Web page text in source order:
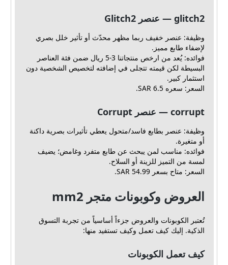
glitch2 — عنصر Glitch2
وظيفة: عنصر خفيف ربما مظهر محدّث أو تأثير خلل بصري
لإضفاء طابع مميز.
فوائده: يُعد من ارخص منتجاتنا 3-5 ريال ضمن فئة العناصر
البسيطة لكن قيمته تتجلى في إضافته لتخصيص الشخصية دون
استثمار كبير.
السعر: سعره 6.5 SAR.
corrupt — عنصر Corrupt
وظيفة: عنصر بطابع فاسد/متحول يعطي تأثيرات بصرية داكنة
أو متغيرة.
فوائده: مناسب لمن يبحث عن طابع متفرد وغامض؛ يضيف
لمسة من التميز للزينة أو السلاح.
السعر: متاح بسعر 54.99 SAR.
العروض وكوبونات متجر mm2
تُعتبر الكوبونات والعروض جزءاً أساسياً من تجربة التسوق
الذكية. إليك كيف تعمل وكيف تستفيد منها:
كيف تعمل الكوبونات